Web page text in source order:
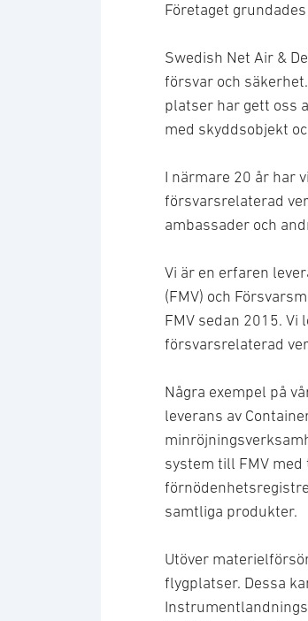
Företaget
Swedish Net Air &
försvar och
platser har gett oss
med skyddsobjekt
I närmare 20 år har
försvarsrelaterad
ambassader och
Vi är en erfaren
(FMV) och
FMV sedan 2015.
försvarsrelaterad
Några exempel på
leverans av
system till FMV
samtliga produkter.
Utöver
flygplatser. Dessa